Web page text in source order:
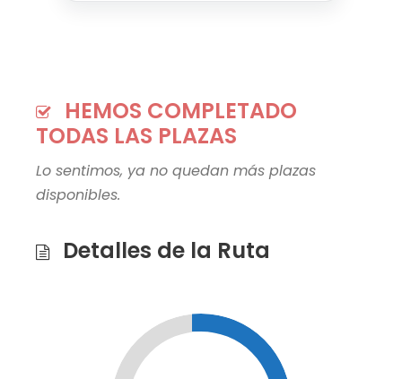
HEMOS COMPLETADO
TODAS LAS PLAZAS
Lo sentimos, ya no quedan más plazas
disponibles.
Detalles de la Ruta